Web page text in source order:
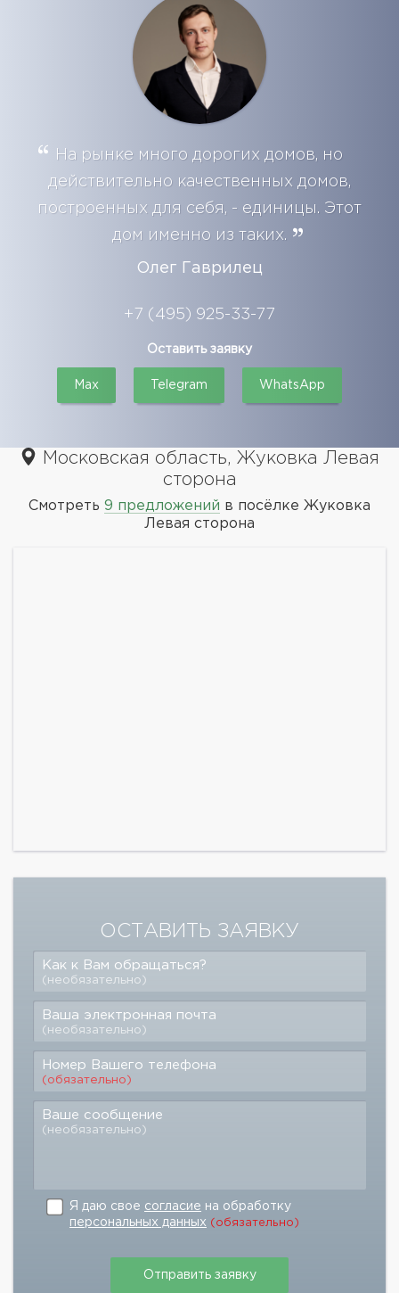
На рынке много дорогих домов, но
действительно качественных домов,
построенных для себя, - единицы. Этот
дом именно из таких.
Олег Гаврилец
+7 (495) 925-33-77
Оставить заявку
Max Telegram WhatsApp
Московская область, Жуковка Левая
сторона
Смотреть 9 предложений в посёлке Жуковка
Левая сторона
ОСТАВИТЬ ЗАЯВКУ
Как к Вам обращаться?
(необязательно)
Ваша электронная почта
(необязательно)
Номер Вашего телефона
(обязательно)
Ваше сообщение
(необязательно)
Я даю свое согласие на обработку
персональных данных (обязательно)